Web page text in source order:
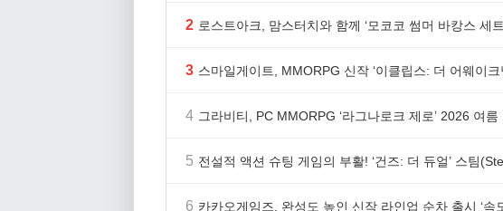
2 로스트아크, 맘스터치와 함께 ‘모코코 썸머 바캉스 세트
3 스마일게이트, MMORPG 신작 ‘이클립스: 더 어웨이크
4 그라비티, PC MMORPG ‘라그나로크 제로’ 2026 여
5 전설적 액션 슈팅 게임의 부활! ‘건즈: 더 듀얼’ 스팀
6 카카오게임즈, 완성도 높인 신작 라인업 순차 출시 ‘속